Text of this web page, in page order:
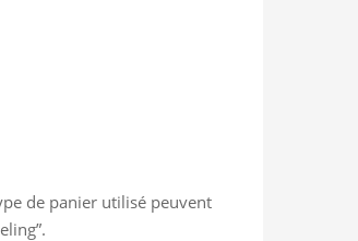
de panier utilisé peuvent